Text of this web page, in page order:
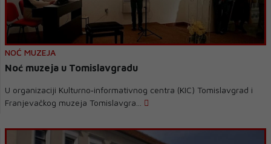
NOĆ MUZEJA
Noć muzeja u Tomislavgradu
U organizaciji Kulturno‑informativnog centra (KIC) Tomislavgrad i
Franjevačkog muzeja Tomislavgra...